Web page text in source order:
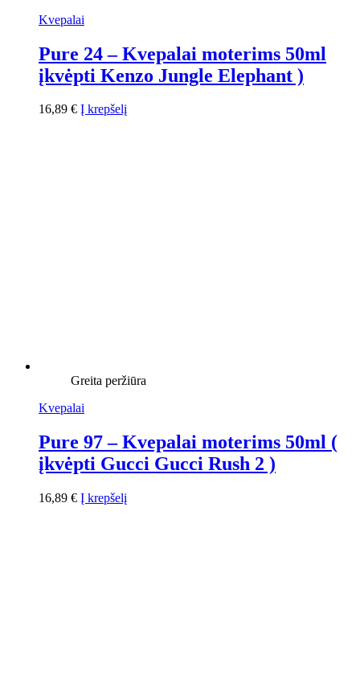
Kvepalai
Pure 24 – Kvepalai moterims 50ml
įkvėpti Kenzo Jungle Elephant )
16,89 € Į krepšelį
Greita peržiūra
Kvepalai
Pure 97 – Kvepalai moterims 50ml (
įkvėpti Gucci Gucci Rush 2 )
16,89 € Į krepšelį